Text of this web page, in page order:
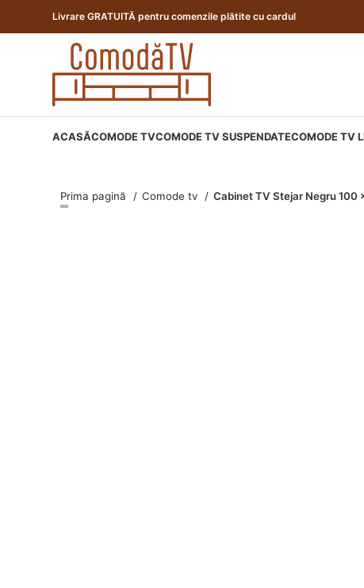
Livrare GRATUITĂ pentru comenzile plătite cu cardul
ACASĂCOMODE TVCOMODE TV SUSPENDATECOMODE TV
Prima pagină Comode tv Cabinet TV Stejar Negru